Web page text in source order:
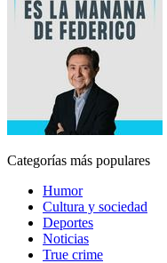
Categorías más populares
Humor
Cultura y sociedad
Deportes
Noticias
True crime